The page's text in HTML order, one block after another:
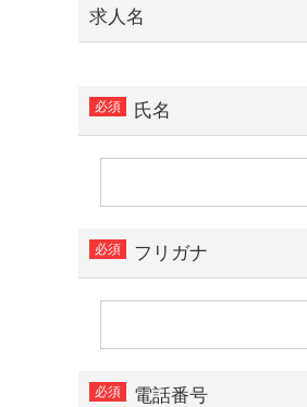
求人名
氏名
フリガナ
電話番号